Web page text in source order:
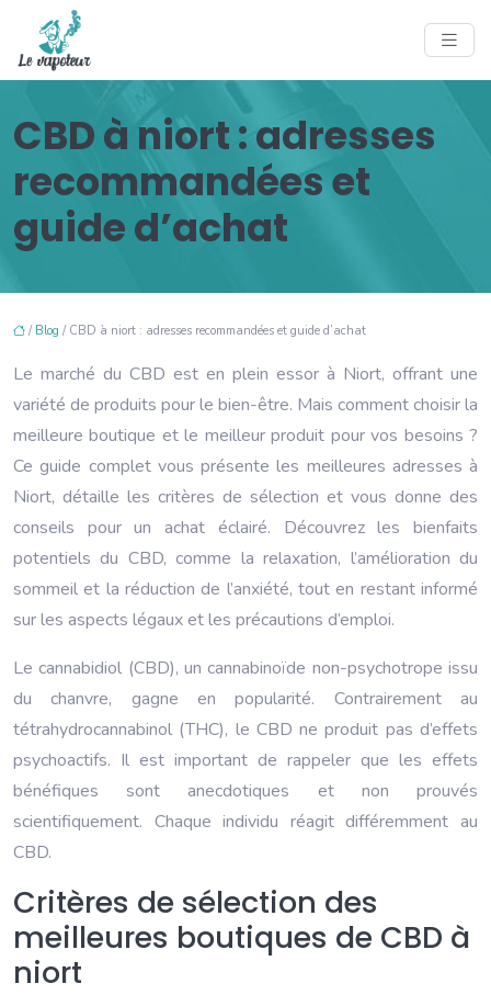
CBD à niort : adresses
recommandées et
guide d’achat
/ Blog / CBD à niort : adresses recommandées et guide d’achat
Le marché du CBD est en plein essor à Niort, offrant une
variété de produits pour le bien-être. Mais comment choisir la
meilleure boutique et le meilleur produit pour vos besoins ?
Ce guide complet vous présente les meilleures adresses à
Niort, détaille les critères de sélection et vous donne des
conseils pour un achat éclairé. Découvrez les bienfaits
potentiels du CBD, comme la relaxation, l’amélioration du
sommeil et la réduction de l’anxiété, tout en restant informé
sur les aspects légaux et les précautions d’emploi.
Le cannabidiol (CBD), un cannabinoïde non-psychotrope issu
du chanvre, gagne en popularité. Contrairement au
tétrahydrocannabinol (THC), le CBD ne produit pas d’effets
psychoactifs. Il est important de rappeler que les effets
bénéfiques sont anecdotiques et non prouvés
scientifiquement. Chaque individu réagit différemment au
CBD.
Critères de sélection des
meilleures boutiques de CBD à
niort